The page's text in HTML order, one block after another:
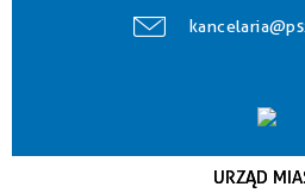
URZĄD